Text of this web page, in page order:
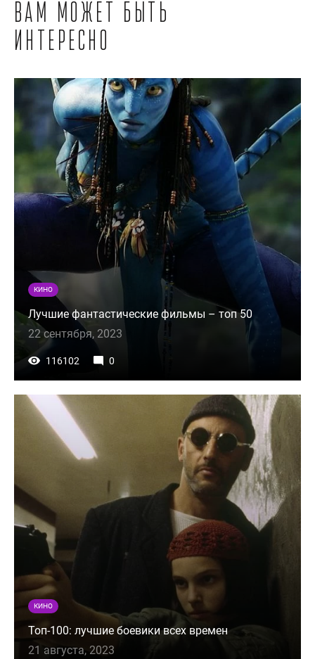
Вам может быть
интересно
КИНО
Лучшие фантастические фильмы – топ 50
22 сентября, 2023
116102 0
КИНО
Топ-100: лучшие боевики всех времен
21 августа, 2023